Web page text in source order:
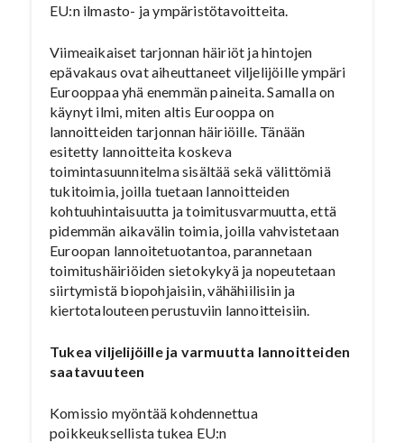
EU:n ilmasto- ja ympäristötavoitteita.
Viimeaikaiset tarjonnan häiriöt ja hintojen
epävakaus ovat aiheuttaneet viljelijöille ympäri
Eurooppaa yhä enemmän paineita. Samalla on
käynyt ilmi, miten altis Eurooppa on
lannoitteiden tarjonnan häiriöille. Tänään
esitetty lannoitteita koskeva
toimintasuunnitelma sisältää sekä välittömiä
tukitoimia, joilla tuetaan lannoitteiden
kohtuuhintaisuutta ja toimitusvarmuutta, että
pidemmän aikavälin toimia, joilla vahvistetaan
Euroopan lannoitetuotantoa, parannetaan
toimitushäiriöiden sietokykyä ja nopeutetaan
siirtymistä biopohjaisiin, vähähiilisiin ja
kiertotalouteen perustuviin lannoitteisiin.
Tukea viljelijöille ja varmuutta lannoitteiden
saatavuuteen
Komissio myöntää kohdennettua
poikkeuksellista tukea EU:n